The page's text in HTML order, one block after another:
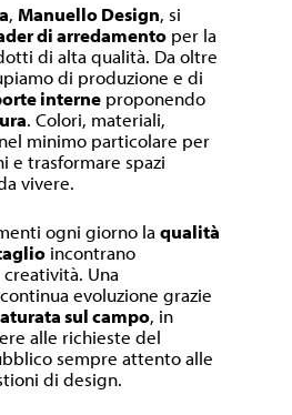
, Manuello Design, si
di arredamento per la
di alta qualità. Da oltre
di produzione e di
interne proponendo
. Colori, materiali,
minimo particolare per
e trasformare spazi
vivere.
ogni giorno laqualità
incontrano
creatività. Una
evoluzione grazie
sul campo, in
alle richieste del
sempre attento alle
di design.